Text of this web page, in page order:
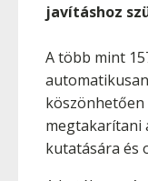
javításhoz
A több mint
megtakarítani
kutatására és